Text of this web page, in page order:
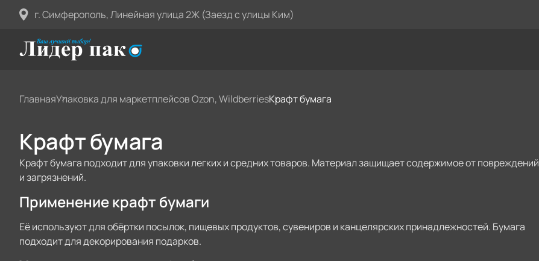
г. Симферополь, Линейная улица 2Ж (Заезд с улицы Ким)
ГлавнаяУпаковка для маркетплейсов Ozon, WildberriesКрафт бумага
Крафт бумага
Крафт бумага подходит для упаковки легких и средних товаров. Материал защищает содержимое от повреждений
и загрязнений.
Применение крафт бумаги
Её используют для обёртки посылок, пищевых продуктов, сувениров и канцелярских принадлежностей. Бумага
подходит для декорирования подарков.